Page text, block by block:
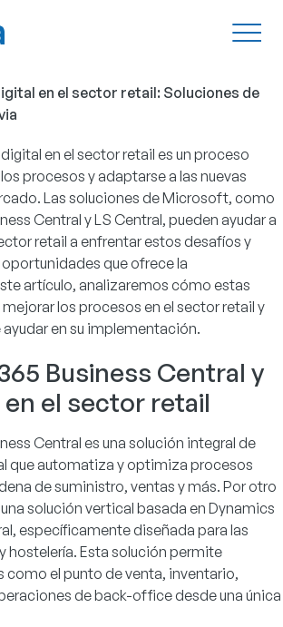
en el sector retail: Soluciones de
en el sector retail es un proceso
procesos y adaptarse a las nuevas
Las soluciones de Microsoft, como
Central y LS Central, pueden ayudar a
retail a enfrentar estos desafíos y
que ofrece la
artículo, analizaremos cómo estas
los procesos en el sector retail y
en su implementación.
Business Central y
en el sector retail
Central es una solución integral de
que automatiza y optimiza procesos
de suministro, ventas y más. Por otro
solución vertical basada en Dynamics
específicamente diseñada para las
hostelería. Esta solución permite
el punto de venta, inventario,
de back-office desde una única